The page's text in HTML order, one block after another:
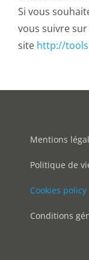
Si vous
vous suivre
site http://
Mentions
Politique de
Cookies policy
Conditions